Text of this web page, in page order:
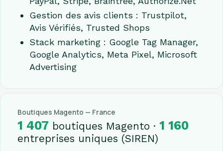
Gestion des avis clients : Trustpilot,
Avis Vérifiés, Trusted Shops
Stack marketing : Google Tag Manager,
Google Analytics, Meta Pixel, Microsoft
Advertising
Boutiques Magento — France
1 407 boutiques Magento ·1 160
entreprises uniques (SIREN)